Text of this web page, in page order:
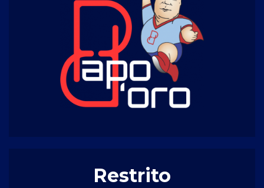
Restrito